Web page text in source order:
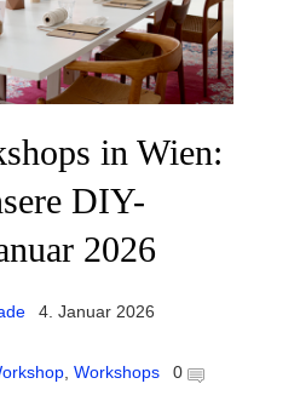
in Wien:
DIY-
2026
4. Januar 2026
Workshops 0